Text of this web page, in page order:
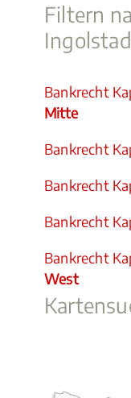
Filtern
Bankrecht
Mitte
Bankrecht
Bankrecht
Bankrecht
Bankrecht
West